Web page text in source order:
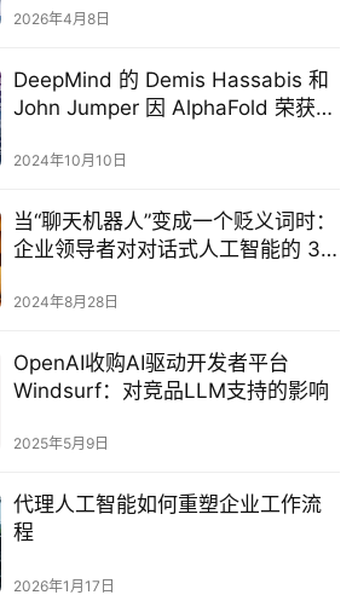
2026年4月8日
DeepMind 的 Demis Hassabis 和
John Jumper 因 AlphaFold 荣获诺
2024年10月10日
当“聊天机器人”变成一个贬义词时：
企业领导者对对话式人工智能的 3
2024年8月28日
OpenAI收购AI驱动开发者平台
Windsurf：对竞品LLM支持的影响
2025年5月9日
代理人工智能如何重塑企业工作流
程
2026年1月17日